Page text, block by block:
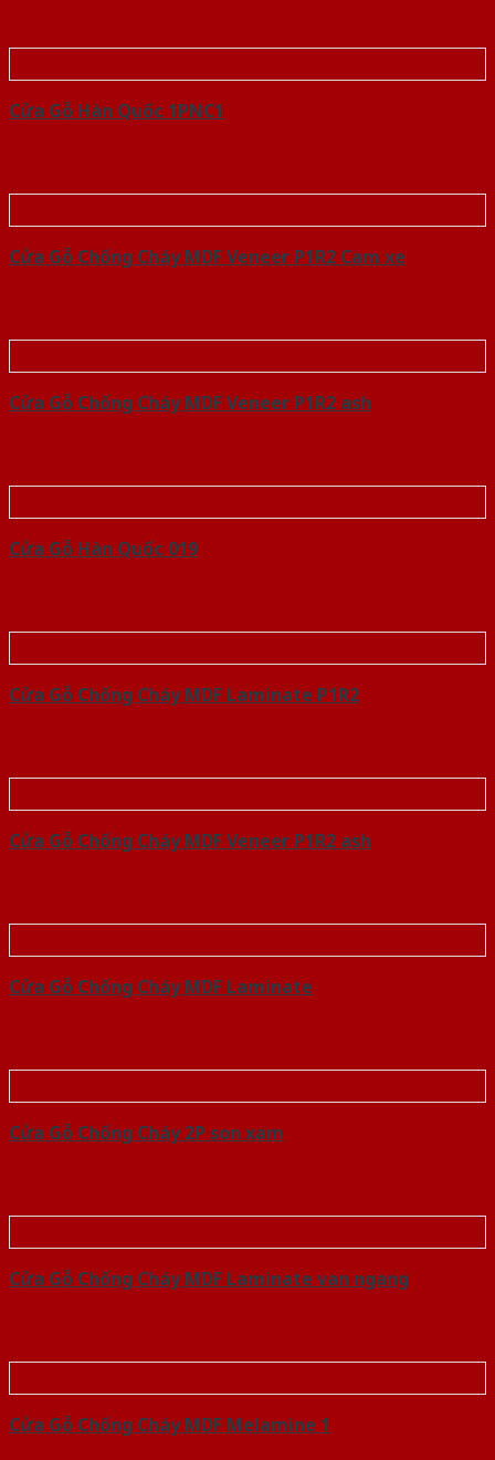
Cửa Gỗ Hàn Quốc 1PNC1
Cửa Gỗ Chống Cháy MDF Veneer P1R2 Cam xe
Cửa Gỗ Chống Cháy MDF Veneer P1R2 ash
Cửa Gỗ Hàn Quốc 019
Cửa Gỗ Chống Cháy MDF Laminate P1R2
Cửa Gỗ Chống Cháy MDF Veneer P1R2 ash
Cửa Gỗ Chống Cháy MDF Laminate
Cửa Gỗ Chống Cháy 2P son xam
Cửa Gỗ Chống Cháy MDF Laminate van ngang
Cửa Gỗ Chống Cháy MDF Melamine 1